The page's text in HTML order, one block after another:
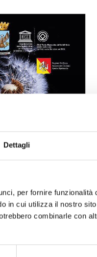
Dettagli
per fornire
in cui utilizza il nostro
combinarle con